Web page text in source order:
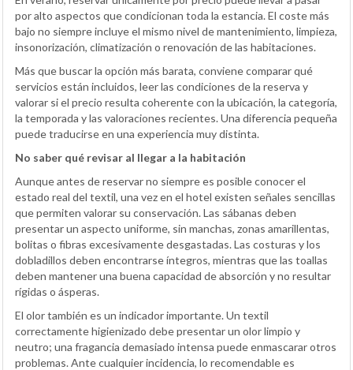
por alto aspectos que condicionan toda la estancia. El coste más
bajo no siempre incluye el mismo nivel de mantenimiento, limpieza,
insonorización, climatización o renovación de las habitaciones.
Más que buscar la opción más barata, conviene comparar qué
servicios están incluidos, leer las condiciones de la reserva y
valorar si el precio resulta coherente con la ubicación, la categoría,
la temporada y las valoraciones recientes. Una diferencia pequeña
puede traducirse en una experiencia muy distinta.
No saber qué revisar al llegar a la habitación
Aunque antes de reservar no siempre es posible conocer el
estado real del textil, una vez en el hotel existen señales sencillas
que permiten valorar su conservación. Las sábanas deben
presentar un aspecto uniforme, sin manchas, zonas amarillentas,
bolitas o fibras excesivamente desgastadas. Las costuras y los
dobladillos deben encontrarse íntegros, mientras que las toallas
deben mantener una buena capacidad de absorción y no resultar
rígidas o ásperas.
El olor también es un indicador importante. Un textil
correctamente higienizado debe presentar un olor limpio y
neutro; una fragancia demasiado intensa puede enmascarar otros
problemas. Ante cualquier incidencia, lo recomendable es